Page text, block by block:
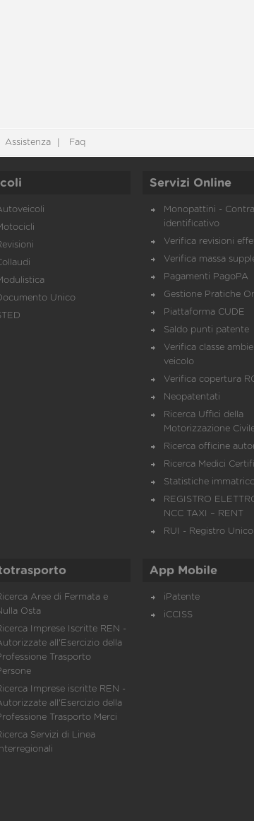
Assistenza Faq
Unico
Servizi Online
Monopattini -
identificativo
Verifica revisioni
Verifica massa
Pagamenti PagoPA
Gestione Pratiche
Piattaforma CUDE
Saldo punti patente
Verifica classe
veicolo
Verifica copertura
Neopatentati
Ricerca Uffici della
Motorizzazione
Ricerca officine
Ricerca Medici
Statistiche
REGISTRO
NCC TAXI – RENT
RUI - Registro
Aree di Fermata e
Osta
Imprese Iscritte REN -
all'Esercizio della
Trasporto
Imprese iscritte REN -
all'Esercizio della
Trasporto Merci
Servizi di Linea
Interregionali
App Mobile
iPatente
iCCISS